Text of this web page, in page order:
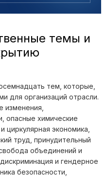
темы и
тем, которые,
для организаций отрасли.
изменения,
опасные химические
экономика,
труд, принудительный
объединений и
и гендерное
безопасности,